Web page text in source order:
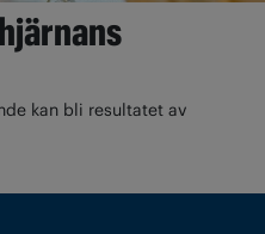
kan bli resultatet av